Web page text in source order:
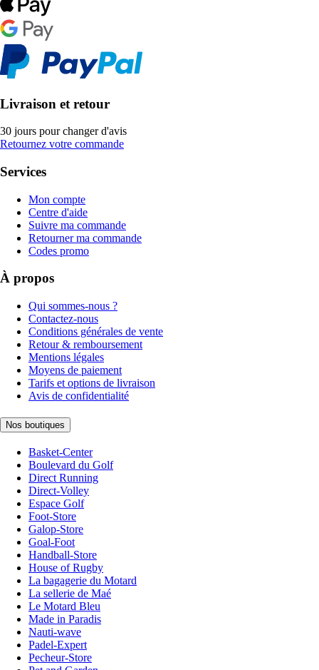
Livraison et retour
30 jours pour changer d'avis
Retournez votre commande
Services
Mon compte
Centre d'aide
Suivre ma commande
Retourner ma commande
Codes promo
À propos
Qui sommes-nous ?
Contactez-nous
Conditions générales de vente
Retour & remboursement
Mentions légales
Moyens de paiement
Tarifs et options de livraison
Avis de confidentialité
Nos boutiques
Basket-Center
Boulevard du Golf
Direct Running
Direct-Volley
Espace Golf
Foot-Store
Galop-Store
Goal-Foot
Handball-Store
House of Rugby
La bagagerie du Motard
La sellerie de Maé
Le Motard Bleu
Made in Paradis
Nauti-wave
Padel-Expert
Pecheur-Store